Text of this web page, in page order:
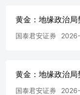
黄金：地缘政治
国泰君安证券
黄金：地缘政治
国泰君安证券